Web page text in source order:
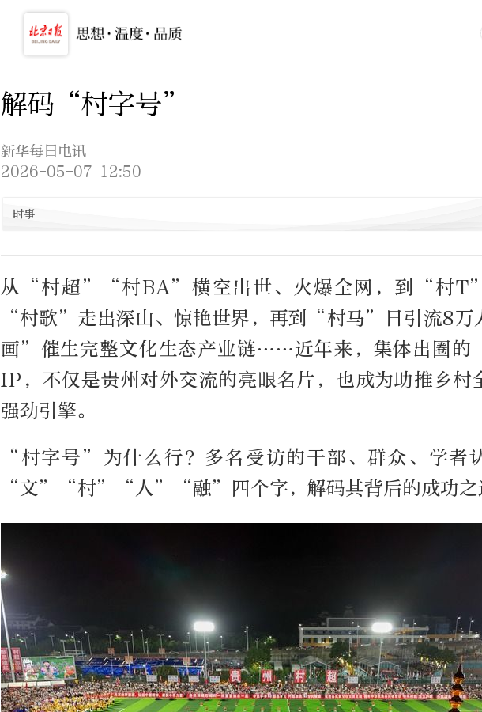
解码“村字号”
新华每日电讯
2026-05-07 12:50
时事
从“村超”“村BA”横空出世、火爆全网，到“村
“村歌”走出深山、惊艳世界，再到“村马”日引流8万
画”催生完整文化生态产业链……近年来，集体出圈的
IP，不仅是贵州对外交流的亮眼名片，也成为助推乡村
强劲引擎。
“村字号”为什么行？多名受访的干部、群众、学者
“文”“村”“人”“融”四个字，解码其背后的成功之